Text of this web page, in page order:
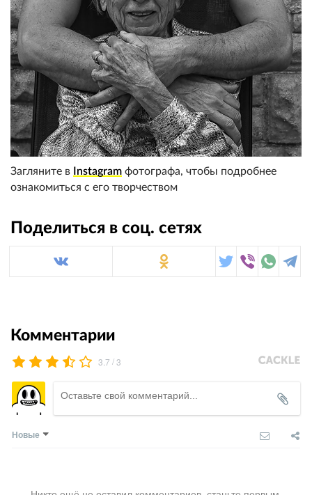
Загляните в Instagram фотографа, чтобы подробнее
ознакомиться с его творчеством
Поделиться в соц. сетях
Комментарии
3.7 /3
Новые